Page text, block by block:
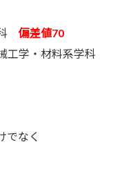
偏差値70
工学・材料系学科
でなく